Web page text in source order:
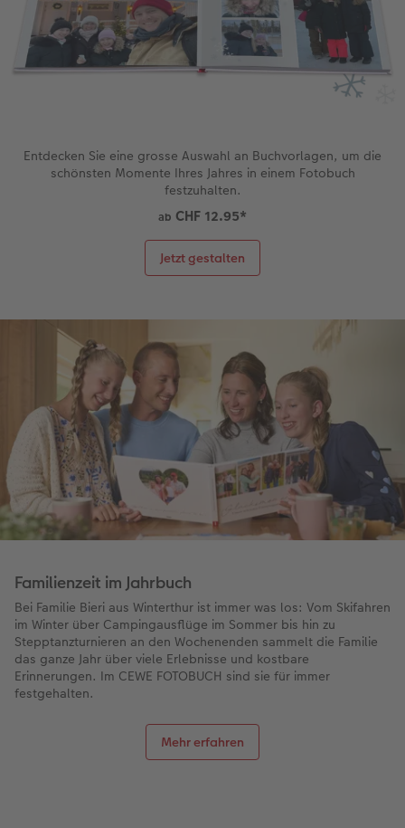
Coffeetable Book «Art Collection»
Zubehör
Wandgestaltung
Foto-Leckerlidose
Entdecken Sie eine grosse Auswahl an Buchvorlagen, um die
schönsten Momente Ihres Jahres in einem Fotobuch
festzuhalten.
ab CHF 12.95*
Jetzt gestalten
Familienzeit im Jahrbuch
Bei Familie Bieri aus Winterthur ist immer was los: Vom Skifahren
im Winter über Campingausflüge im Sommer bis hin zu
Stepptanzturnieren an den Wochenenden sammelt die Familie
das ganze Jahr über viele Erlebnisse und kostbare
Erinnerungen. Im CEWE FOTOBUCH sind sie für immer
festgehalten.
Mehr erfahren